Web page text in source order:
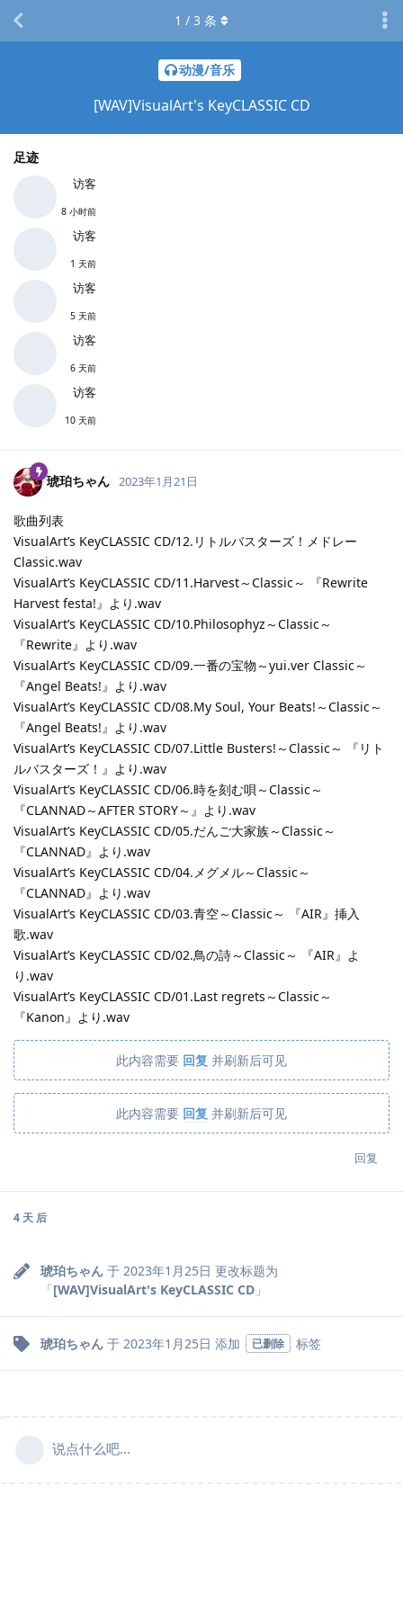
动漫/音乐
[WAV]VisualArt's KeyCLASSIC CD
足迹
访客
8 小时前
访客
1 天前
访客
5 天前
访客
6 天前
访客
10 天前
1 / 3 条
琥珀ちゃん 2023年1月21日
歌曲列表
VisualArt’s KeyCLASSIC CD/12.リトルバスターズ！メドレー
Classic.wav
VisualArt’s KeyCLASSIC CD/11.Harvest～Classic～ 『Rewrite
Harvest festa!』より.wav
VisualArt’s KeyCLASSIC CD/10.Philosophyz～Classic～
『Rewrite』より.wav
VisualArt’s KeyCLASSIC CD/09.一番の宝物～yui.ver Classic～
『Angel Beats!』より.wav
VisualArt’s KeyCLASSIC CD/08.My Soul, Your Beats!～Classic～
『Angel Beats!』より.wav
VisualArt’s KeyCLASSIC CD/07.Little Busters!～Classic～ 『リト
ルバスターズ！』より.wav
VisualArt’s KeyCLASSIC CD/06.時を刻む唄～Classic～
『CLANNAD～AFTER STORY～』より.wav
VisualArt’s KeyCLASSIC CD/05.だんご大家族～Classic～
『CLANNAD』より.wav
VisualArt’s KeyCLASSIC CD/04.メグメル～Classic～
『CLANNAD』より.wav
VisualArt’s KeyCLASSIC CD/03.青空～Classic～ 『AIR』挿入
歌.wav
VisualArt’s KeyCLASSIC CD/02.鳥の詩～Classic～ 『AIR』よ
り.wav
VisualArt’s KeyCLASSIC CD/01.Last regrets～Classic～
『Kanon』より.wav
此内容需要 回复 并刷新后可见
此内容需要 回复 并刷新后可见
回复
4 天 后
琥珀ちゃん 于 2023年1月25日 更改标题为
「[WAV]VisualArt's KeyCLASSIC CD 」
琥珀ちゃん 于 2023年1月25日 添加 已删除 标签
说点什么吧...